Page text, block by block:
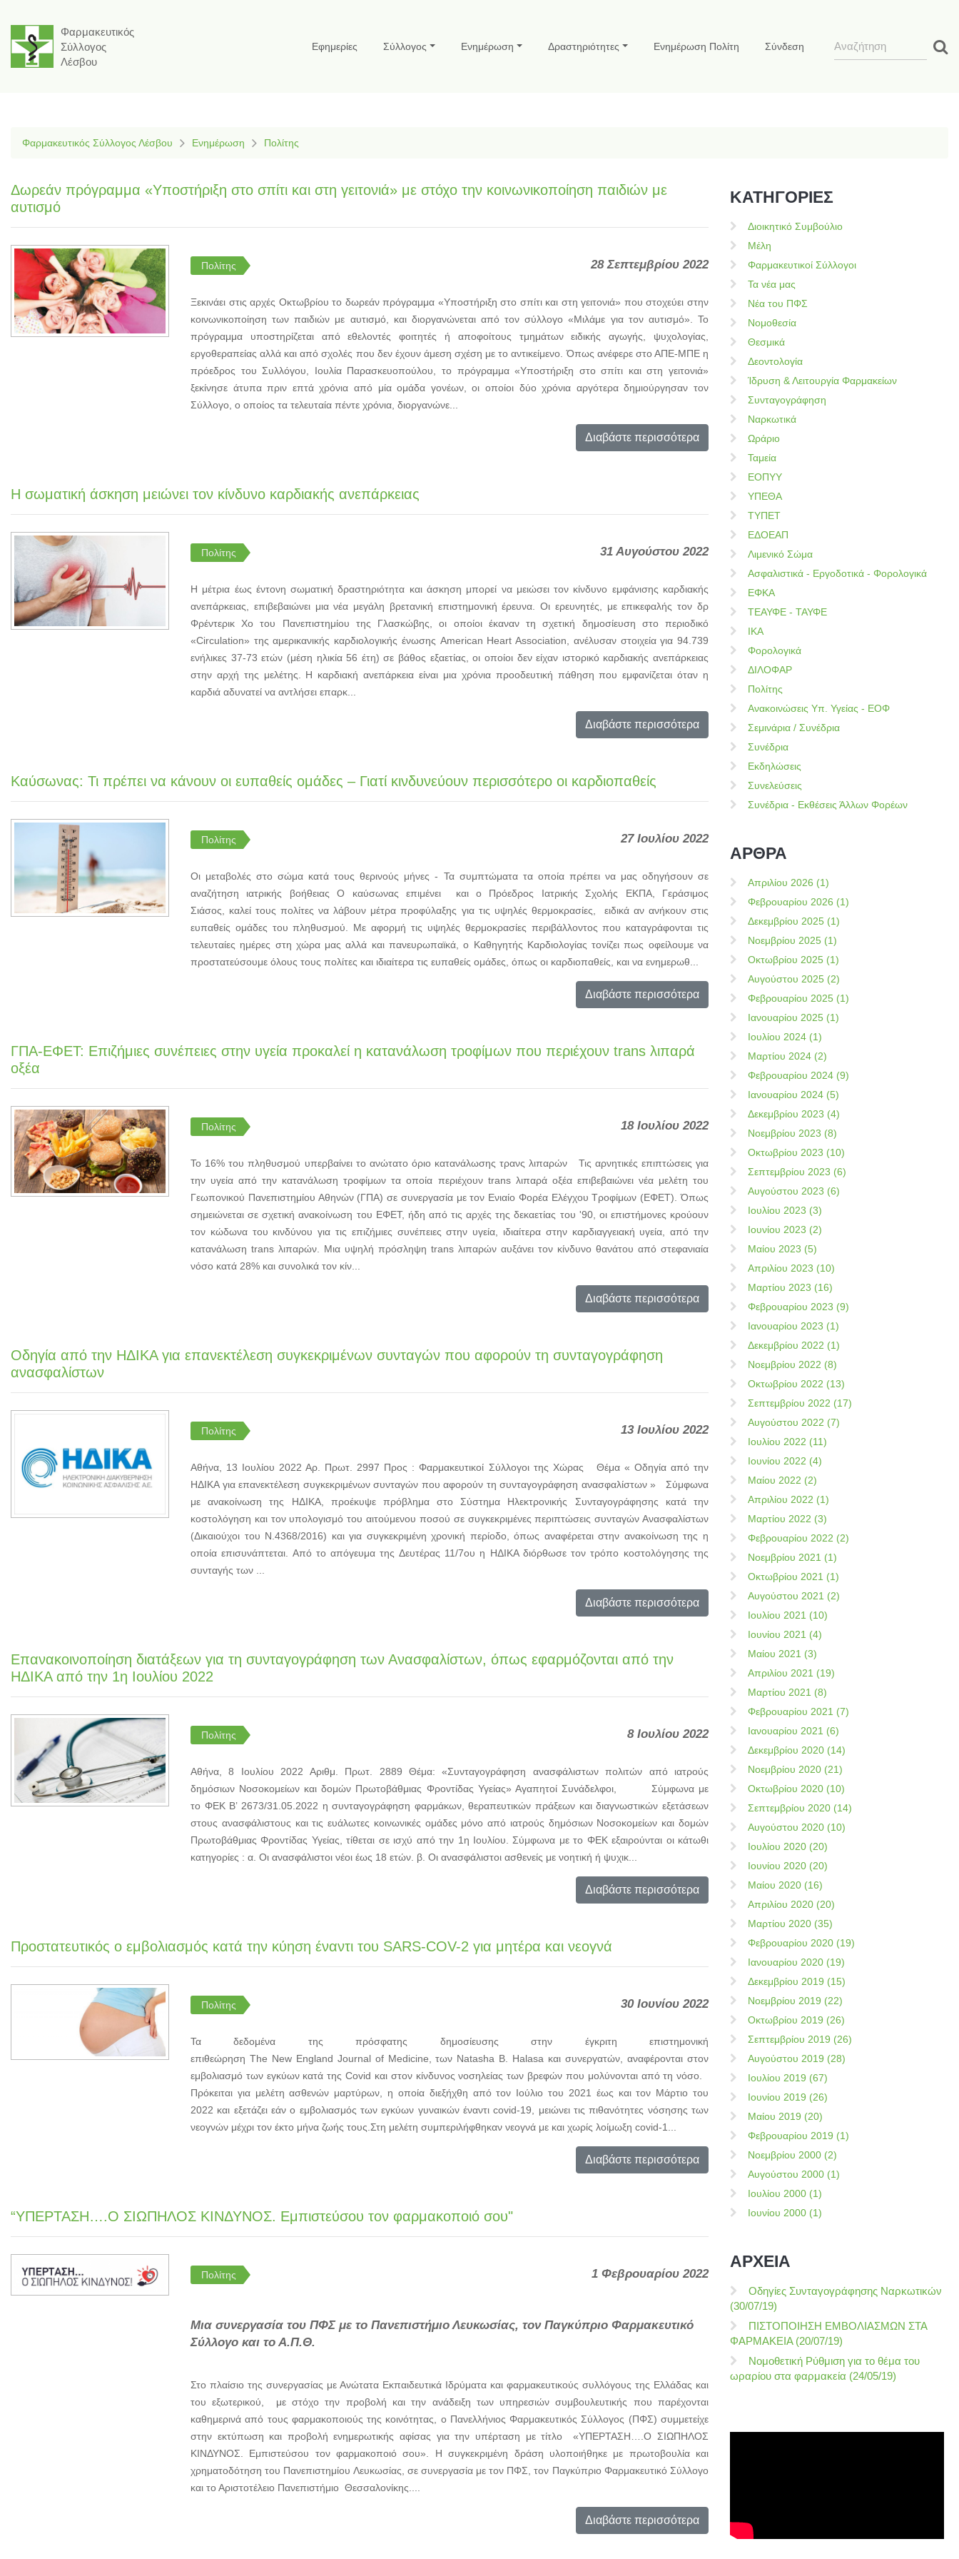
Φαρμακευτικός
Σύλλογος
Λέσβου
Εφημερίες Σύλλογος Ενημέρωση Δραστηριότητες Ενημέρωση Πολίτη Σύνδεση
Φαρμακευτικός Σύλλογος Λέσβου Ενημέρωση Πολίτης
Δωρεάν πρόγραμμα «Υποστήριξη στο σπίτι και στη γειτονιά» με στόχο την κοινωνικοποίηση παιδιών με
αυτισμό
Πολίτης 28 Σεπτεμβρίου 2022
Ξεκινάει στις αρχές Οκτωβρίου το δωρεάν πρόγραμμα «Υποστήριξη στο σπίτι και στη γειτονιά» που στοχεύει στην
κοινωνικοποίηση των παιδιών με αυτισμό, και διοργανώνεται από τον σύλλογο «Μιλάμε για τον αυτισμό». Το
πρόγραμμα υποστηρίζεται από εθελοντές φοιτητές ή αποφοίτους τμημάτων ειδικής αγωγής, ψυχολογίας,
εργοθεραπείας αλλά και από σχολές που δεν έχουν άμεση σχέση με το αντικείμενο. Όπως ανέφερε στο ΑΠΕ-ΜΠΕ η
πρόεδρος του Συλλόγου, Ιουλία Παρασκευοπούλου, το πρόγραμμα «Υποστήριξη στο σπίτι και στη γειτονιά»
ξεκίνησε άτυπα πριν επτά χρόνια από μία ομάδα γονέων, οι οποίοι δύο χρόνια αργότερα δημιούργησαν τον
Σύλλογο, ο οποίος τα τελευταία πέντε χρόνια, διοργανώνε...
Διαβάστε περισσότερα
Η σωματική άσκηση μειώνει τον κίνδυνο καρδιακής ανεπάρκειας
Πολίτης 31 Αυγούστου 2022
Η μέτρια έως έντονη σωματική δραστηριότητα και άσκηση μπορεί να μειώσει τον κίνδυνο εμφάνισης καρδιακής
ανεπάρκειας, επιβεβαιώνει μια νέα μεγάλη βρετανική επιστημονική έρευνα. Οι ερευνητές, με επικεφαλής τον δρ
Φρέντερικ Χο του Πανεπιστημίου της Γλασκώβης, οι οποίοι έκαναν τη σχετική δημοσίευση στο περιοδικό
«Circulation» της αμερικανικής καρδιολογικής ένωσης American Heart Association, ανέλυσαν στοιχεία για 94.739
ενήλικες 37-73 ετών (μέση ηλικία 56 έτη) σε βάθος εξαετίας, οι οποίοι δεν είχαν ιστορικό καρδιακής ανεπάρκειας
στην αρχή της μελέτης. Η καρδιακή ανεπάρκεια είναι μια χρόνια προοδευτική πάθηση που εμφανίζεται όταν η
καρδιά αδυνατεί να αντλήσει επαρκ...
Διαβάστε περισσότερα
Καύσωνας: Τι πρέπει να κάνουν οι ευπαθείς ομάδες – Γιατί κινδυνεύουν περισσότερο οι καρδιοπαθείς
Πολίτης 27 Ιουλίου 2022
Οι μεταβολές στο σώμα κατά τους θερινούς μήνες - Τα συμπτώματα τα οποία πρέπει να μας οδηγήσουν σε
αναζήτηση ιατρικής βοήθειας Ο καύσωνας επιμένει και ο Πρόεδρος Ιατρικής Σχολής ΕΚΠΑ, Γεράσιμος
Σιάσος, καλεί τους πολίτες να λάβουν μέτρα προφύλαξης για τις υψηλές θερμοκρασίες, ειδικά αν ανήκουν στις
ευπαθείς ομάδες του πληθυσμού. Με αφορμή τις υψηλές θερμοκρασίες περιβάλλοντος που καταγράφονται τις
τελευταίες ημέρες στη χώρα μας αλλά και πανευρωπαϊκά, ο Καθηγητής Καρδιολογίας τονίζει πως οφείλουμε να
προστατεύσουμε όλους τους πολίτες και ιδιαίτερα τις ευπαθείς ομάδες, όπως οι καρδιοπαθείς, και να ενημερωθ...
Διαβάστε περισσότερα
ΓΠΑ-ΕΦΕΤ: Επιζήμιες συνέπειες στην υγεία προκαλεί η κατανάλωση τροφίμων που περιέχουν trans λιπαρά
οξέα
Πολίτης 18 Ιουλίου 2022
Το 16% του πληθυσμού υπερβαίνει το ανώτατο όριο κατανάλωσης τρανς λιπαρών Τις αρνητικές επιπτώσεις για
την υγεία από την κατανάλωση τροφίμων τα οποία περιέχουν trans λιπαρά οξέα επιβεβαιώνει νέα μελέτη του
Γεωπονικού Πανεπιστημίου Αθηνών (ΓΠΑ) σε συνεργασία με τον Ενιαίο Φορέα Ελέγχου Τροφίμων (ΕΦΕΤ). Όπως
σημειώνεται σε σχετική ανακοίνωση του ΕΦΕΤ, ήδη από τις αρχές της δεκαετίας του '90, οι επιστήμονες κρούουν
τον κώδωνα του κινδύνου για τις επιζήμιες συνέπειες στην υγεία, ιδιαίτερα στην καρδιαγγειακή υγεία, από την
κατανάλωση trans λιπαρών. Μια υψηλή πρόσληψη trans λιπαρών αυξάνει τον κίνδυνο θανάτου από στεφανιαία
νόσο κατά 28% και συνολικά τον κίν...
Διαβάστε περισσότερα
Οδηγία από την ΗΔΙΚΑ για επανεκτέλεση συγκεκριμένων συνταγών που αφορούν τη συνταγογράφηση
ανασφαλίστων
Πολίτης 13 Ιουλίου 2022
Αθήνα, 13 Ιουλίου 2022 Αρ. Πρωτ. 2997 Προς : Φαρμακευτικοί Σύλλογοι της Χώρας Θέμα « Οδηγία από την
ΗΔΙΚΑ για επανεκτέλεση συγκεκριμένων συνταγών που αφορούν τη συνταγογράφηση ανασφαλίστων » Σύμφωνα
με ανακοίνωση της ΗΔΙΚΑ, προέκυψε πρόβλημα στο Σύστημα Ηλεκτρονικής Συνταγογράφησης κατά την
κοστολόγηση και τον υπολογισμό του αιτούμενου ποσού σε συγκεκριμένες περιπτώσεις συνταγών Ανασφαλίστων
(Δικαιούχοι του Ν.4368/2016) και για συγκεκριμένη χρονική περίοδο, όπως αναφέρεται στην ανακοίνωση της η
οποία επισυνάπτεται. Από το απόγευμα της Δευτέρας 11/7ου η ΗΔΙΚΑ διόρθωσε τον τρόπο κοστολόγησης της
συνταγής των ...
Διαβάστε περισσότερα
Επανακοινοποίηση διατάξεων για τη συνταγογράφηση των Ανασφαλίστων, όπως εφαρμόζονται από την
ΗΔΙΚΑ από την 1η Ιουλίου 2022
Πολίτης 8 Ιουλίου 2022
Αθήνα, 8 Ιουλίου 2022 Αριθμ. Πρωτ. 2889 Θέμα: «Συνταγογράφηση ανασφάλιστων πολιτών από ιατρούς
δημόσιων Νοσοκομείων και δομών Πρωτοβάθμιας Φροντίδας Υγείας» Αγαπητοί Συνάδελφοι, Σύμφωνα με
το ΦΕΚ Β’ 2673/31.05.2022 η συνταγογράφηση φαρμάκων, θεραπευτικών πράξεων και διαγνωστικών εξετάσεων
στους ανασφάλιστους και τις ευάλωτες κοινωνικές ομάδες μόνο από ιατρούς δημόσιων Νοσοκομείων και δομών
Πρωτοβάθμιας Φροντίδας Υγείας, τίθεται σε ισχύ από την 1η Ιουλίου. Σύμφωνα με το ΦΕΚ εξαιρούνται οι κάτωθι
κατηγορίες : α. Οι ανασφάλιστοι νέοι έως 18 ετών. β. Οι ανασφάλιστοι ασθενείς με νοητική ή ψυχικ...
Διαβάστε περισσότερα
Προστατευτικός ο εμβολιασμός κατά την κύηση έναντι του SARS-COV-2 για μητέρα και νεογνά
Πολίτης 30 Ιουνίου 2022
Τα δεδομένα της πρόσφατης δημοσίευσης στην έγκριτη επιστημονική
επιθεώρηση The New England Journal of Medicine, των Natasha B. Halasa και συνεργατών, αναφέρονται στον
εμβολιασμό των εγκύων κατά της Covid και στον κίνδυνος νοσηλείας των βρεφών που μολύνονται από τη νόσο.
Πρόκειται για μελέτη ασθενών μαρτύρων, η οποία διεξήχθη από τον Ιούλιο του 2021 έως και τον Μάρτιο του
2022 και εξετάζει εάν ο εμβολιασμός των εγκύων γυναικών έναντι covid-19, μειώνει τις πιθανότητες νόσησης των
νεογνών μέχρι τον έκτο μήνα ζωής τους.Στη μελέτη συμπεριλήφθηκαν νεογνά με και χωρίς λοίμωξη covid-1...
Διαβάστε περισσότερα
“ΥΠΕΡΤΑΣΗ….Ο ΣΙΩΠΗΛΟΣ ΚΙΝΔΥΝΟΣ. Εμπιστεύσου τον φαρμακοποιό σου"
Πολίτης 1 Φεβρουαρίου 2022
Μια συνεργασία του ΠΦΣ με το Πανεπιστήμιο Λευκωσίας, τον Παγκύπριο Φαρμακευτικό
Σύλλογο και το Α.Π.Θ.
Στο πλαίσιο της συνεργασίας με Ανώτατα Εκπαιδευτικά Ιδρύματα και φαρμακευτικούς συλλόγους της Ελλάδας και
του εξωτερικού, με στόχο την προβολή και την ανάδειξη των υπηρεσιών συμβουλευτικής που παρέχονται
καθημερινά από τους φαρμακοποιούς της κοινότητας, ο Πανελλήνιος Φαρμακευτικός Σύλλογος (ΠΦΣ) συμμετείχε
στην εκτύπωση και προβολή ενημερωτικής αφίσας για την υπέρταση με τίτλο «ΥΠΕΡΤΑΣΗ….Ο ΣΙΩΠΗΛΟΣ
ΚΙΝΔΥΝΟΣ. Εμπιστεύσου τον φαρμακοποιό σου». Η συγκεκριμένη δράση υλοποιήθηκε με πρωτοβουλία και
χρηματοδότηση του Πανεπιστημίου Λευκωσίας, σε συνεργασία με τον ΠΦΣ, τον Παγκύπριο Φαρμακευτικό Σύλλογο
και το Αριστοτέλειο Πανεπιστήμιο Θεσσαλονίκης....
Διαβάστε περισσότερα
ΚΑΤΗΓΟΡΙΕΣ
Διοικητικό Συμβούλιο
Μέλη
Φαρμακευτικοί Σύλλογοι
Τα νέα μας
Νέα του ΠΦΣ
Νομοθεσία
Θεσμικά
Δεοντολογία
Ίδρυση & Λειτουργία Φαρμακείων
Συνταγογράφηση
Ναρκωτικά
Ωράριο
Ταμεία
ΕΟΠΥΥ
ΥΠΕΘΑ
ΤΥΠΕΤ
ΕΔΟΕΑΠ
Λιμενικό Σώμα
Ασφαλιστικά - Εργοδοτικά - Φορολογικά
ΕΦΚΑ
ΤΕΑΥΦΕ - ΤΑΥΦΕ
ΙΚΑ
Φορολογικά
ΔΙΛΟΦΑΡ
Πολίτης
Ανακοινώσεις Υπ. Υγείας - ΕΟΦ
Σεμινάρια / Συνέδρια
Συνέδρια
Εκδηλώσεις
Συνελεύσεις
Συνέδρια - Εκθέσεις Άλλων Φορέων
ΑΡΘΡΑ
Απριλίου 2026 (1)
Φεβρουαρίου 2026 (1)
Δεκεμβρίου 2025 (1)
Νοεμβρίου 2025 (1)
Οκτωβρίου 2025 (1)
Αυγούστου 2025 (2)
Φεβρουαρίου 2025 (1)
Ιανουαρίου 2025 (1)
Ιουλίου 2024 (1)
Μαρτίου 2024 (2)
Φεβρουαρίου 2024 (9)
Ιανουαρίου 2024 (5)
Δεκεμβρίου 2023 (4)
Νοεμβρίου 2023 (8)
Οκτωβρίου 2023 (10)
Σεπτεμβρίου 2023 (6)
Αυγούστου 2023 (6)
Ιουλίου 2023 (3)
Ιουνίου 2023 (2)
Μαίου 2023 (5)
Απριλίου 2023 (10)
Μαρτίου 2023 (16)
Φεβρουαρίου 2023 (9)
Ιανουαρίου 2023 (1)
Δεκεμβρίου 2022 (1)
Νοεμβρίου 2022 (8)
Οκτωβρίου 2022 (13)
Σεπτεμβρίου 2022 (17)
Αυγούστου 2022 (7)
Ιουλίου 2022 (11)
Ιουνίου 2022 (4)
Μαίου 2022 (2)
Απριλίου 2022 (1)
Μαρτίου 2022 (3)
Φεβρουαρίου 2022 (2)
Νοεμβρίου 2021 (1)
Οκτωβρίου 2021 (1)
Αυγούστου 2021 (2)
Ιουλίου 2021 (10)
Ιουνίου 2021 (4)
Μαίου 2021 (3)
Απριλίου 2021 (19)
Μαρτίου 2021 (8)
Φεβρουαρίου 2021 (7)
Ιανουαρίου 2021 (6)
Δεκεμβρίου 2020 (14)
Νοεμβρίου 2020 (21)
Οκτωβρίου 2020 (10)
Σεπτεμβρίου 2020 (14)
Αυγούστου 2020 (10)
Ιουλίου 2020 (20)
Ιουνίου 2020 (20)
Μαίου 2020 (16)
Απριλίου 2020 (20)
Μαρτίου 2020 (35)
Φεβρουαρίου 2020 (19)
Ιανουαρίου 2020 (19)
Δεκεμβρίου 2019 (15)
Νοεμβρίου 2019 (22)
Οκτωβρίου 2019 (26)
Σεπτεμβρίου 2019 (26)
Αυγούστου 2019 (28)
Ιουλίου 2019 (67)
Ιουνίου 2019 (26)
Μαίου 2019 (20)
Φεβρουαρίου 2019 (1)
Νοεμβρίου 2000 (2)
Αυγούστου 2000 (1)
Ιουλίου 2000 (1)
Ιουνίου 2000 (1)
ΑΡΧΕΙΑ
Οδηγίες Συνταγογράφησης Ναρκωτικών
(30/07/19)
ΠΙΣΤΟΠΟΙΗΣΗ ΕΜΒΟΛΙΑΣΜΩΝ ΣΤΑ
ΦΑΡΜΑΚΕΙΑ (20/07/19)
Νομοθετική Ρύθμιση για το θέμα του
ωραρίου στα φαρμακεία (24/05/19)